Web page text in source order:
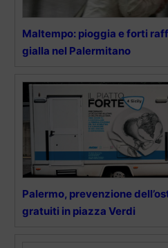
Maltempo: pioggia e forti
gialla nel Palermitano
Palermo, prevenzione
gratuiti in piazza Verdi